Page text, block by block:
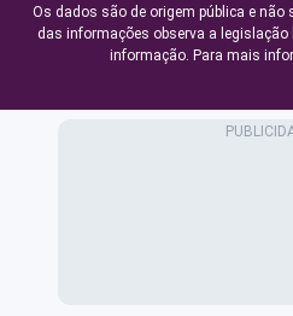
Os dados são de origem pública e
das informações observa a legislação
informação. Para mais